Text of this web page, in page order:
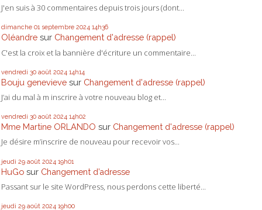
J'en suis à 30 commentaires depuis trois jours (dont...
dimanche 01 septembre 2024 14h36
Oléandre sur Changement d'adresse (rappel)
C'est la croix et la bannière d'écriture un commentaire...
vendredi 30 août 2024 14h14
Bouju genevieve sur Changement d'adresse (rappel)
J’ai du mal à m inscrire à votre nouveau blog et...
vendredi 30 août 2024 14h02
Mme Martine ORLANDO sur Changement d'adresse (rappel)
Je désire m’inscrire de nouveau pour recevoir vos...
jeudi 29 août 2024 19h01
HuGo sur Changement d’adresse
Passant sur le site WordPress, nous perdons cette liberté...
jeudi 29 août 2024 19h00